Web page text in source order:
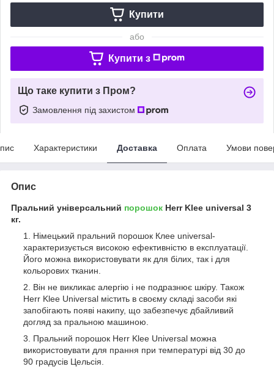
Купити
або
Купити з
Що таке купити з Пром?
Замовлення під захистом
Характеристики Доставка Оплата Умови
Опис
Пральний універсальний порошок Herr Klee universal 3
кг.
Німецький пральний порошок Клее universal-
характеризується високою ефективністю в експлуатації.
Його можна використовувати як для білих, так і для
кольорових тканин.
Він не викликає алергію і не подразнює шкіру. Також
Herr Klee Universal містить в своєму складі засоби які
запобігають появі накипу, що забезпечує дбайливий
догляд за пральною машиною.
Пральний порошок Herr Klee Universal можна
використовувати для прання при температурі від 30 до
90 градусів Цельсія.